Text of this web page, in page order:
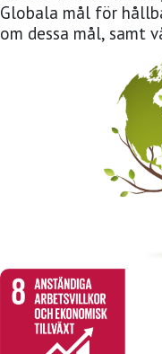
Globala mål för
om dessa mål, samt